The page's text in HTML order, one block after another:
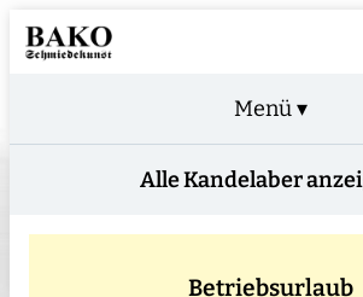
Menü ▾
Alle Kandelaber
Betriebsurlaub